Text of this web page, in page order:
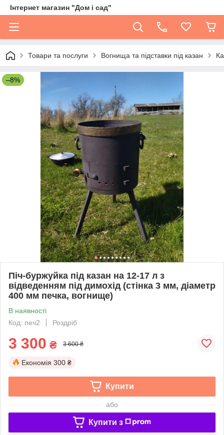
Інтернет магазин "Дом і сад"
Товари та послуги Вогнища та підставки під казан
–8%
Піч-буржуйка під казан на 12-17 л з
відведенням під димохід (стінка 3 мм, діаметр
400 мм печка, вогнище)
В наявності
Код: печ2
Роздріб
3 300 ₴ 3 600 ₴
Економія 300 ₴
Купити
або
Купити з